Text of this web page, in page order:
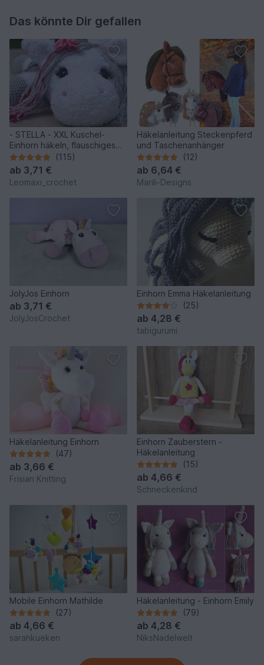
Das könnte Dir gefallen
- STELLA - XXL Kuschel-
Einhorn häkeln, flauschiges
Einhorn, Plüschtier
(115)
ab 3,71 €
Leomaxi_crochet
Häkelanleitung Steckenpferd
und Taschenanhänger
(12)
ab 6,64 €
Marili-Designs
JolyJos Einhorn
ab 3,71 €
JolyJosCrochet
Einhorn Emma Häkelanleitung
(25)
ab 4,28 €
tabigurumi
Häkelanleitung Einhorn
(47)
ab 3,66 €
Frisian Knitting
Einhorn Zauberstern -
Häkelanleitung
(15)
ab 4,66 €
Schneckenkind
Mobile Einhorn Mathilde
(27)
ab 4,66 €
sarahkueken
Häkelanleitung - Einhorn Emily
(79)
ab 4,28 €
NiksNadelwelt